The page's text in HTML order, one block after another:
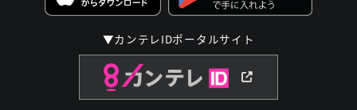
▼カンテレIDポータルサイト